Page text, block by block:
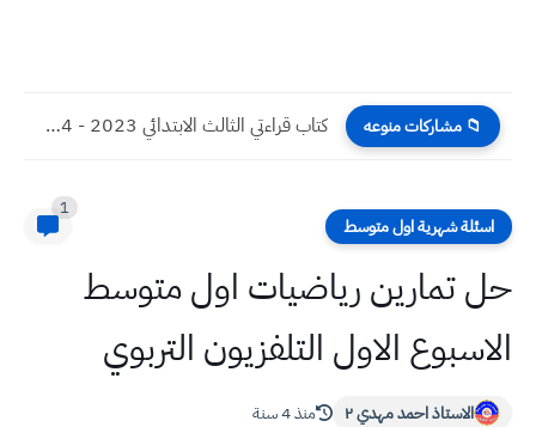
📁 مشاركات منوعه كتاب قراءتي الثالث الابتدائي 2023 - 2024 نسخة pdf
اسئلة شهرية اول متوسط
1
حل تمارين رياضيات اول متوسط
الاسبوع الاول التلفزيون التربوي
الاستاذ احمد مهدي ٢ منذ 4 سنة